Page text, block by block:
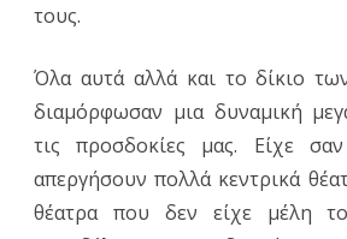
τους.
Όλα αυτά αλλά και το δίκιο
διαμόρφωσαν μια δυναμική
τις προσδοκίες μας. Είχε
απεργήσουν πολλά κεντρικά
θέατρα που δεν είχε μέλη